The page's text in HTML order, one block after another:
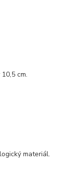
cm.
materiál.